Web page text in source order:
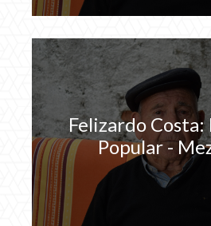
Felizardo
Popular -